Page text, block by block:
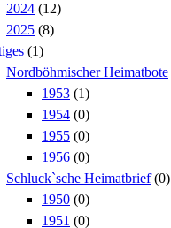
2024 (12)
2025 (8)
(1)
Nordböhmischer Heimatbote
1953 (1)
1954 (0)
1955 (0)
1956 (0)
Schluck`sche Heimatbrief (0)
1950 (0)
1951 (0)